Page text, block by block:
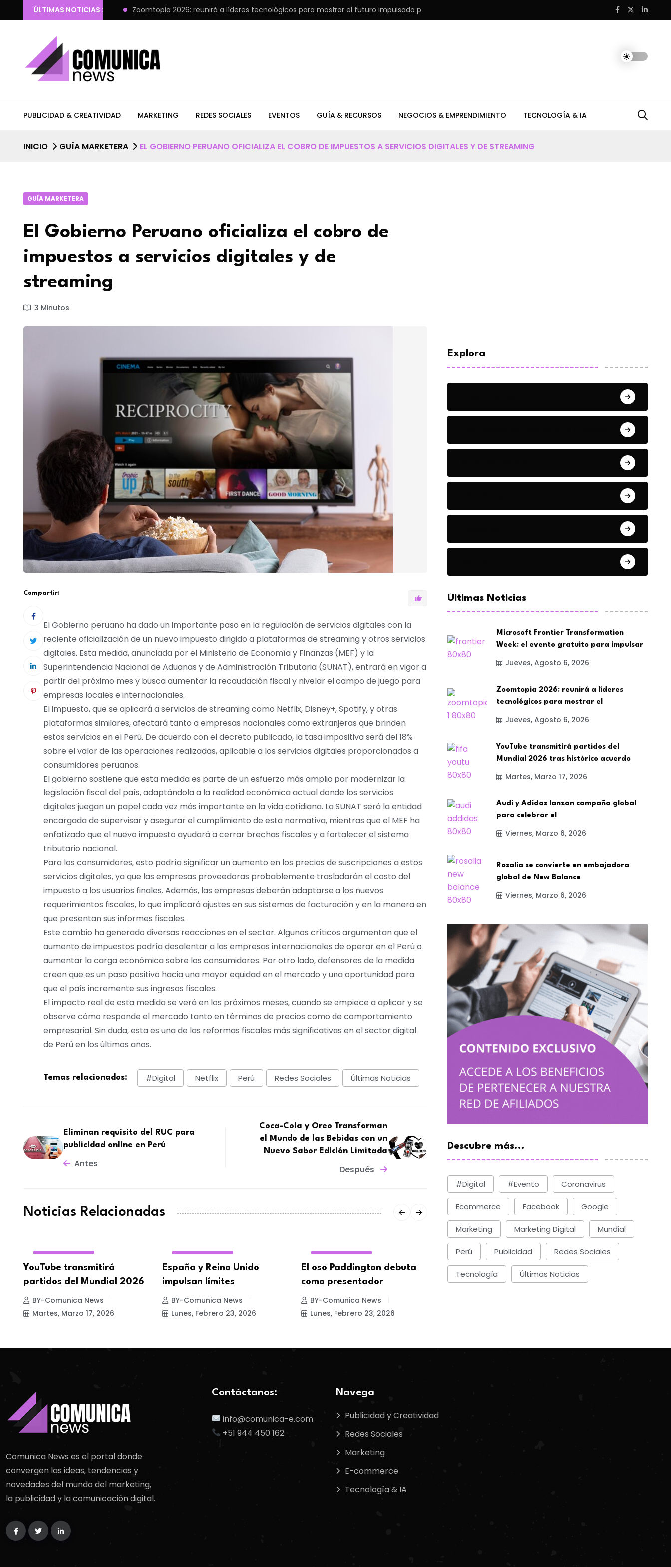
ÚLTIMAS NOTICIAS :
en las empresas Zoomtopia 2026: reunirá a líderes tecnológicos para mostrar el futuro impulsado por la IA YouTube transmitirá partidos del Mundial 2026 tras histórico acuerdo
PUBLICIDAD & CREATIVIDAD MARKETING REDES SOCIALES EVENTOS GUÍA & RECURSOS NEGOCIOS & EMPRENDIMIENTO TECNOLOGÍA & IA
INICIO GUÍA MARKETERA EL GOBIERNO PERUANO OFICIALIZA EL COBRO DE IMPUESTOS A SERVICIOS DIGITALES Y DE STREAMING
GUÍA MARKETERA
El Gobierno Peruano oficializa el cobro de
impuestos a servicios digitales y de
streaming
3 Minutos
Compartir:
El Gobierno peruano ha dado un importante paso en la regulación de servicios digitales con la
reciente oficialización de un nuevo impuesto dirigido a plataformas de streaming y otros servicios
digitales. Esta medida, anunciada por el Ministerio de Economía y Finanzas (MEF) y la
Superintendencia Nacional de Aduanas y de Administración Tributaria (SUNAT), entrará en vigor a
partir del próximo mes y busca aumentar la recaudación fiscal y nivelar el campo de juego para
empresas locales e internacionales.
El impuesto, que se aplicará a servicios de streaming como Netflix, Disney+, Spotify, y otras
plataformas similares, afectará tanto a empresas nacionales como extranjeras que brinden
estos servicios en el Perú. De acuerdo con el decreto publicado, la tasa impositiva será del 18%
sobre el valor de las operaciones realizadas, aplicable a los servicios digitales proporcionados a
consumidores peruanos.
El gobierno sostiene que esta medida es parte de un esfuerzo más amplio por modernizar la
legislación fiscal del país, adaptándola a la realidad económica actual donde los servicios
digitales juegan un papel cada vez más importante en la vida cotidiana. La SUNAT será la entidad
encargada de supervisar y asegurar el cumplimiento de esta normativa, mientras que el MEF ha
enfatizado que el nuevo impuesto ayudará a cerrar brechas fiscales y a fortalecer el sistema
tributario nacional.
Para los consumidores, esto podría significar un aumento en los precios de suscripciones a estos
servicios digitales, ya que las empresas proveedoras probablemente trasladarán el costo del
impuesto a los usuarios finales. Además, las empresas deberán adaptarse a los nuevos
requerimientos fiscales, lo que implicará ajustes en sus sistemas de facturación y en la manera en
que presentan sus informes fiscales.
Este cambio ha generado diversas reacciones en el sector. Algunos críticos argumentan que el
aumento de impuestos podría desalentar a las empresas internacionales de operar en el Perú o
aumentar la carga económica sobre los consumidores. Por otro lado, defensores de la medida
creen que es un paso positivo hacia una mayor equidad en el mercado y una oportunidad para
que el país incremente sus ingresos fiscales.
El impacto real de esta medida se verá en los próximos meses, cuando se empiece a aplicar y se
observe cómo responde el mercado tanto en términos de precios como de comportamiento
empresarial. Sin duda, esta es una de las reformas fiscales más significativas en el sector digital
de Perú en los últimos años.
Temas relacionados: #digital Netflix Perú Redes Sociales Últimas Noticias
Eliminan requisito del RUC para
publicidad online en Perú
Antes
Coca-Cola y Oreo Transforman
el Mundo de las Bebidas con un
Nuevo Sabor Edición Limitada
Después
Noticias Relacionadas
YouTube transmitirá
partidos del Mundial 2026
BY-Comunica News
Martes, Marzo 17, 2026
España y Reino Unido
impulsan límites
BY-Comunica News
Lunes, Febrero 23, 2026
El oso Paddington debuta
como presentador
BY-Comunica News
Lunes, Febrero 23, 2026
MARKETING
Las marcas olfatean el
fenómeno Therian
REDES SOCIALES
Meta le dice adiós a
Facebook
Explora
Últimas Noticias
Microsoft Frontier Transformation
Week: el evento gratuito para impulsar
Jueves, Agosto 6, 2026
Zoomtopia 2026: reunirá a líderes
tecnológicos para mostrar el
Jueves, Agosto 6, 2026
YouTube transmitirá partidos del
Mundial 2026 tras histórico acuerdo
Martes, Marzo 17, 2026
Audi y Adidas lanzan campaña global
para celebrar el
Viernes, Marzo 6, 2026
Rosalía se convierte en embajadora
global de New Balance
Viernes, Marzo 6, 2026
Descubre más...
#digital #evento Coronavirus
Ecommerce Facebook Google
Marketing Marketing Digital Mundial
Perú Publicidad Redes Sociales
Tecnología Últimas Noticias
Comunica News es el portal donde
convergen las ideas, tendencias y
novedades del mundo del marketing,
la publicidad y la comunicación digital.
Contáctanos:
info@comunica-e.com
+51 944 450 162
Navega
Publicidad y Creatividad
Redes Sociales
Marketing
E-commerce
Tecnología & IA